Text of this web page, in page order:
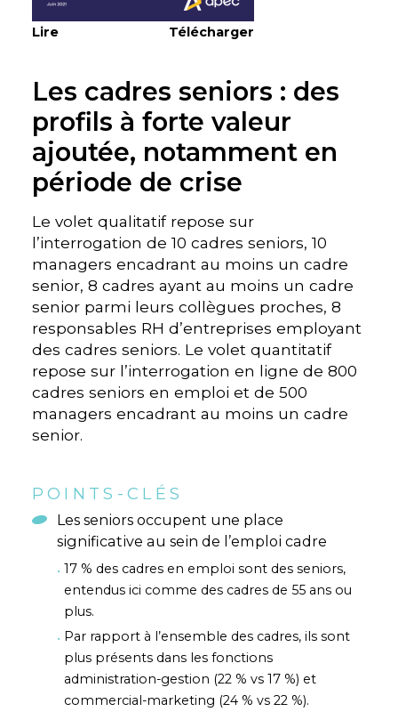
Lire Télécharger
Les cadres seniors : des
profils à forte valeur
ajoutée, notamment en
période de crise
Le volet qualitatif repose sur
l’interrogation de 10 cadres seniors, 10
managers encadrant au moins un cadre
senior, 8 cadres ayant au moins un cadre
senior parmi leurs collègues proches, 8
responsables RH d’entreprises employant
des cadres seniors. Le volet quantitatif
repose sur l’interrogation en ligne de 800
cadres seniors en emploi et de 500
managers encadrant au moins un cadre
senior.
POINTS-CLÉS
Les seniors occupent une place
significative au sein de l’emploi cadre
17 % des cadres en emploi sont des seniors,
entendus ici comme des cadres de 55 ans ou
plus.
Par rapport à l’ensemble des cadres, ils sont
plus présents dans les fonctions
administration-gestion (22 % vs 17 %) et
commercial-marketing (24 % vs 22 %).